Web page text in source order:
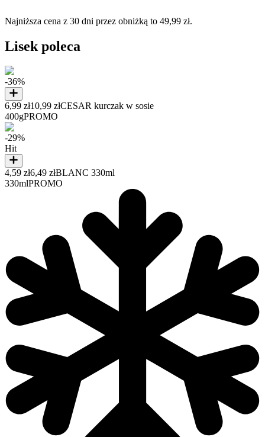
Najniższa cena z 30 dni przez obniżką to 49,99 zł.
Lisek poleca
-36%
6,99 zł10,99 złCESAR kurczak w sosie
400gPROMO
-29%
Hit
4,59 zł6,49 złBLANC 330ml
330mlPROMO